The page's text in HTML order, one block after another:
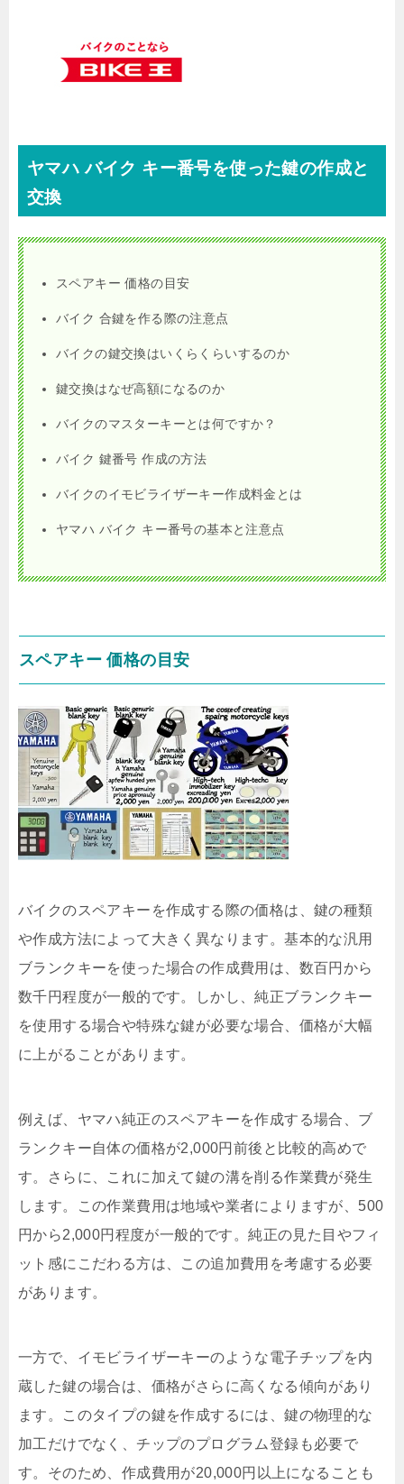
ヤマハ バイク キー番号を使った鍵の作成と
交換
スペアキー 価格の目安
バイク 合鍵を作る際の注意点
バイクの鍵交換はいくらくらいするのか
鍵交換はなぜ高額になるのか
バイクのマスターキーとは何ですか？
バイク 鍵番号 作成の方法
バイクのイモビライザーキー作成料金とは
ヤマハ バイク キー番号の基本と注意点
スペアキー 価格の目安
バイクのスペアキーを作成する際の価格は、鍵の種類
や作成方法によって大きく異なります。基本的な汎用
ブランクキーを使った場合の作成費用は、数百円から
数千円程度が一般的です。しかし、純正ブランクキー
を使用する場合や特殊な鍵が必要な場合、価格が大幅
に上がることがあります。
例えば、ヤマハ純正のスペアキーを作成する場合、ブ
ランクキー自体の価格が2,000円前後と比較的高めで
す。さらに、これに加えて鍵の溝を削る作業費が発生
します。この作業費用は地域や業者によりますが、500
円から2,000円程度が一般的です。純正の見た目やフィ
ット感にこだわる方は、この追加費用を考慮する必要
があります。
一方で、イモビライザーキーのような電子チップを内
蔵した鍵の場合は、価格がさらに高くなる傾向があり
ます。このタイプの鍵を作成するには、鍵の物理的な
加工だけでなく、チップのプログラム登録も必要で
す。そのため、作成費用が20,000円以上になることも